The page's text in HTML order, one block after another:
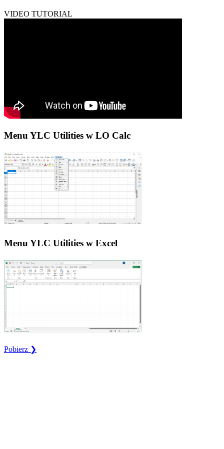
VIDEO TUTORIAL
Menu YLC Utilities w LO Calc
Menu YLC Utilities w Excel
Pobierz ❯